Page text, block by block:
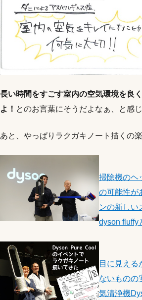
長い時間をすごす室内の空気環境を良
よ！ とのお言葉にそうだよなぁ、と感
あと、やっぱりラクガキノート描くの楽
掃除機のヘ
の可能性が
ンの新しい
dyson fluffy
目に見える
ないものの
気清浄機